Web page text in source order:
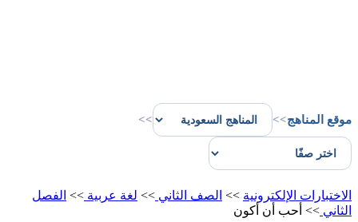
موقع المناهج>>
>>
الاختبارات الإلكترونية >> الصف الثاني >> لغة عربية >> الفصل
الثاني >> أحب أن أكون